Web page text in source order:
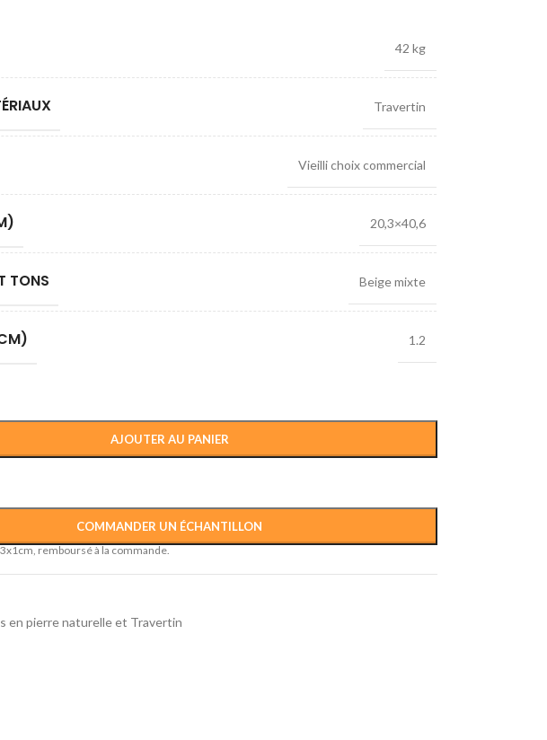
42 kg
Travertin
Vieilli choix commercial
20,3×40,6
TONS Beige mixte
1.2
AJOUTER AU PANIER
COMMANDER UN ÉCHANTILLON
remboursé à la commande.
en pierre naturelle et Travertin